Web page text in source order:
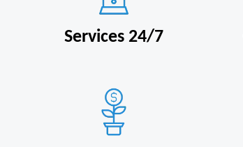
Services 24/7